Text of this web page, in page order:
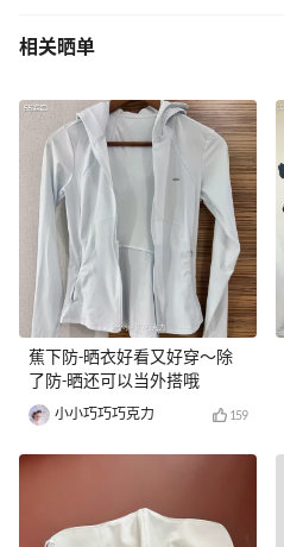
相关晒单
蕉下防-晒衣好看又好穿～除
了防-晒还可以当外搭哦
小小巧巧巧克力 159